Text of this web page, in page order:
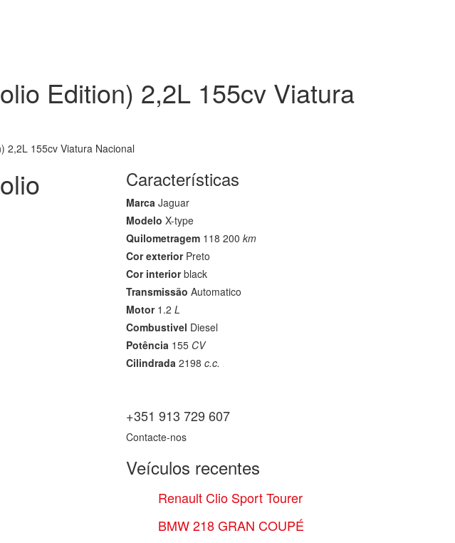
Edition) 2,2L 155cv Viatura
2,2L 155cv Viatura Nacional
Características
Marca Jaguar
Modelo X-type
Quilometragem 118 200 km
Cor exterior Preto
Cor interior black
Transmissão Automatico
Motor 1.2 L
Combustivel Diesel
Potência 155 CV
Cilindrada 2198 c.c.
+351 913 729 607
Contacte-nos
Veículos recentes
Renault Clio Sport Tourer
BMW 218 GRAN COUPÉ